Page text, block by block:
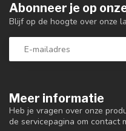
Meer informatie
Heb je vragen over onze
de servicepagina om contact
Abonneer je op
Blijf op de hoogte over onze